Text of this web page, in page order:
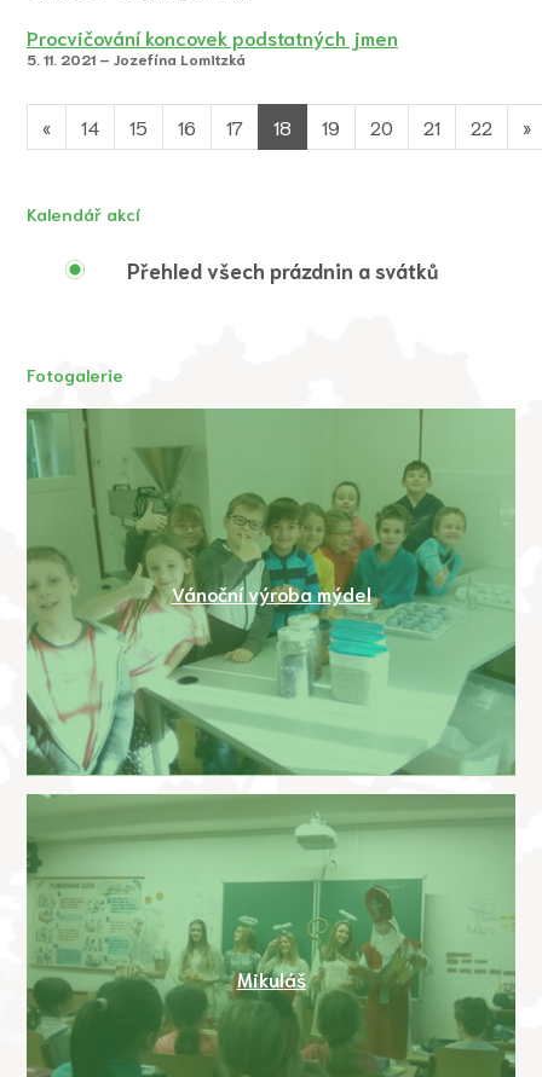
Procvičování koncovek podstatných jmen
5. 11. 2021 – Jozefína Lomitzká
« 14 15 16 17 18 19 20 21 22 »
Kalendář akcí
Přehled všech prázdnin a svátků
Fotogalerie
Vánoční výroba mýdel
Mikuláš